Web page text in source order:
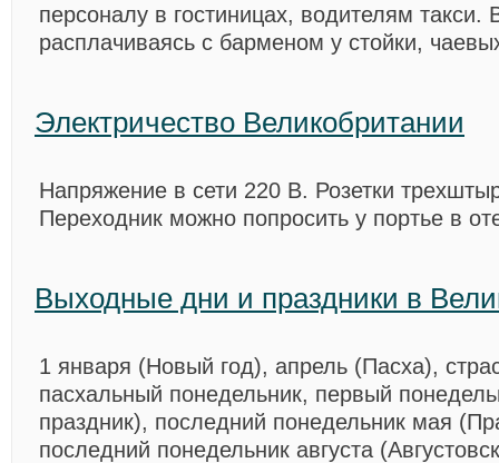
персоналу в гостиницах, водителям такси.
расплачиваясь с барменом у стойки,
Электричество Великобритании
Напряжение в сети 220 В. Розетки
Переходник можно попросить у портье в
Выходные дни и праздники в
1 января (Новый год), апрель (Пасха),
пасхальный понедельник, первый
праздник), последний понедельник мая
последний понедельник августа